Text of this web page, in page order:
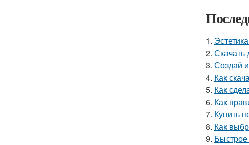
1.
2. Скачать
3. Создай
4. Как
5. Как
6. Как
7. Купить
8. Как
9. Быстрое